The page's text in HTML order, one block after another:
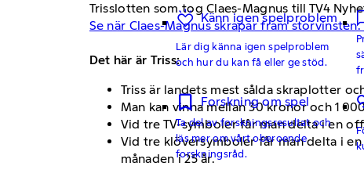
Känn igen spelproblem
Lär dig känna igen spelproblem
och hur du kan få eller ge stöd.
Forskning om spel
Ta del av forskningsresultat och
läs mer om vårt oberoende
forskningsråd.
Trisslotten som tog Claes-Magnus till TV4
Se när Claes-Magnus skrapar fram storvinsten.
Det här är Triss:
Triss är landets mest sålda skraplotter
Man kan vinna mellan 30 kronor och 1
Vid tre TV-symboler får man delta i en
Vid tre klöversymboler får man delta i
månaden i 25 år.